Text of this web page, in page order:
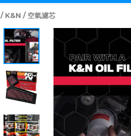
/ K&N / 空氣濾芯